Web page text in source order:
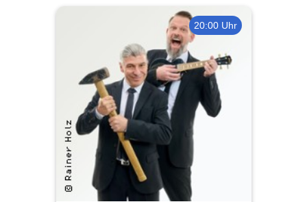
20:00 Uhr